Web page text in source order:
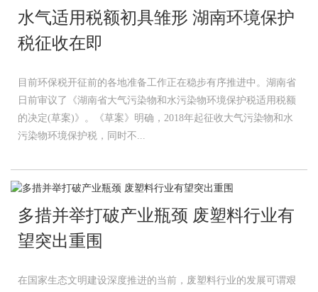
水气适用税额初具雏形 湖南环境保护
税征收在即
目前环保税开征前的各地准备工作正在稳步有序推进中。湖南省
日前审议了《湖南省大气污染物和水污染物环境保护税适用税额
的决定(草案)》。《草案》明确，2018年起征收大气污染物和水
污染物环境保护税，同时不...
多措并举打破产业瓶颈 废塑料行业有
望突出重围
在国家生态文明建设深度推进的当前，废塑料行业的发展可谓艰